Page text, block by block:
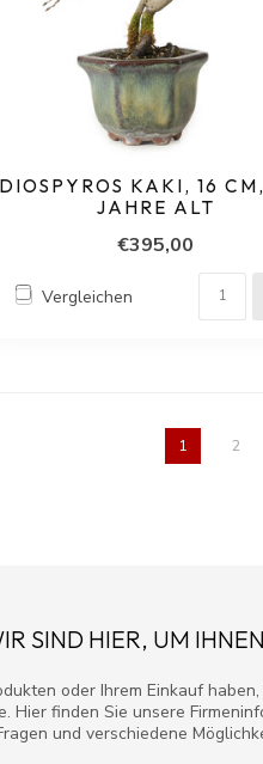
DIOSPYROS KAKI, 16
JAHRE ALT
€395,00
Vergleichen
1 2
SIND HIER, UM
oder Ihrem Einkauf
Hier finden Sie unsere
und verschiedene